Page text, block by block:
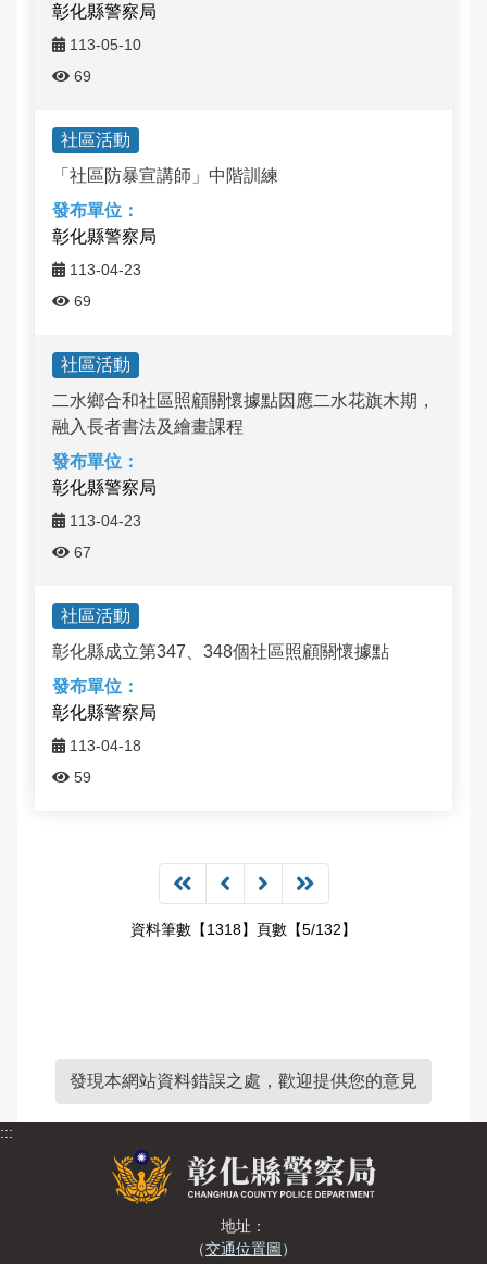
彰化縣警察局
113-05-10
69
社區活動
「社區防暴宣講師」中階訓練
彰化縣警察局
113-04-23
69
社區活動
二水鄉合和社區照顧關懷據點因應二水花旗木期，
融入長者書法及繪畫課程
彰化縣警察局
113-04-23
67
社區活動
彰化縣成立第347、348個社區照顧關懷據點
彰化縣警察局
113-04-18
59
資料筆數【1318】頁數【5/132】
發現本網站資料錯誤之處，歡迎提供您的意見
:::
地址：
（交通位置圖 ）